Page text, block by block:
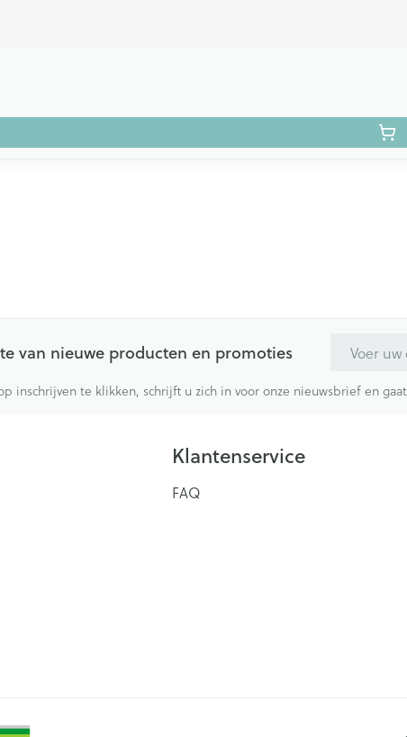
van nieuwe producten en promoties
inschrijven te klikken, schrijft u zich in voor onze nieuwsbrief en
Klantenservice
FAQ